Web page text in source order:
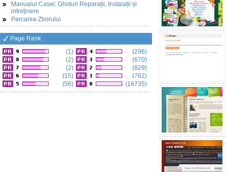
Manualul Casei: Ghiduri Reparații, Instalații și
intreținere
Parcarea Zborului
Page Rank
(1)
(2)
(2)
(15)
(56)
(296)
(670)
(829)
(762)
(16735)